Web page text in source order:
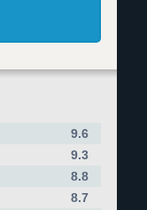
9.6
9.3
8.8
8.7